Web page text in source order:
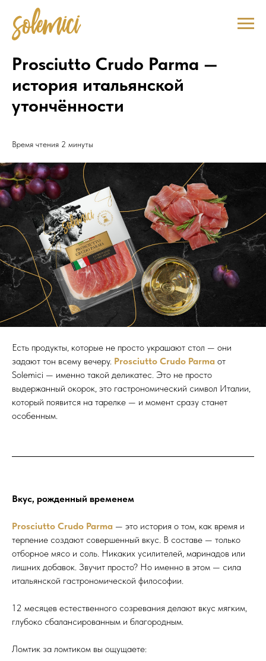
Prosciutto Crudo Parma —
история итальянской
утончённости
Время чтения 2 минуты
Есть продукты, которые не просто украшают стол — они
задают тон всему вечеру. Prosciutto Crudo Parma от
Solemici — именно такой деликатес. Это не просто
выдержанный окорок, это гастрономический символ Италии,
который появится на тарелке — и момент сразу станет
особенным.
Вкус, рожденный временем
Prosciutto Crudo Parma — это история о том, как время и
терпение создают совершенный вкус. В составе — только
отборное мясо и соль. Никаких усилителей, маринадов или
лишних добавок. Звучит просто? Но именно в этом — сила
итальянской гастрономической философии.
12 месяцев естественного созревания делают вкус мягким,
глубоко сбалансированным и благородным.
Ломтик за ломтиком вы ощущаете: